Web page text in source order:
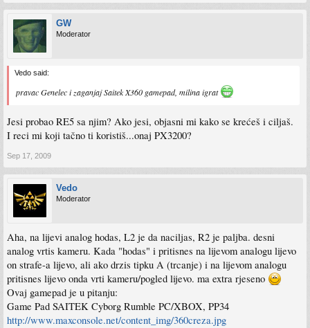
GW
Moderator
Vedo said:
pravac Genelec i zaganjaj Saitek X360 gamepad, milina igrat
Jesi probao RE5 sa njim? Ako jesi, objasni mi kako se krećeš i ciljaš.
I reci mi koji tačno ti koristiš...onaj PX3200?
Sep 17, 2009
Vedo
Moderator
Aha, na lijevi analog hodas, L2 je da naciljas, R2 je paljba. desni
analog vrtis kameru. Kada "hodas" i pritisnes na lijevom analogu lijevo
on strafe-a lijevo, ali ako drzis tipku A (trcanje) i na lijevom analogu
pritisnes lijevo onda vrti kameru/pogled lijevo. ma extra rjeseno
Ovaj gamepad je u pitanju:
Game Pad SAITEK Cyborg Rumble PC/XBOX, PP34
http://www.maxconsole.net/content_img/360creza.jpg